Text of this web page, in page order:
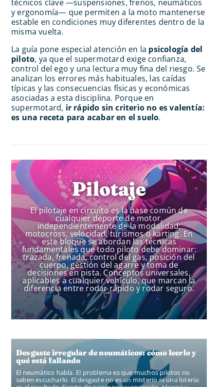
técnicos clave —suspensiones, frenos, neumáticos
y ergonomía— que permiten a la moto mantenerse
estable en condiciones muy diferentes dentro de la
misma vuelta.
La guía pone especial atención en la psicología del
piloto, ya que el supermotard exige confianza,
control del ego y una lectura muy fina del riesgo. Se
analizan los errores más habituales, las caídas
típicas y las consecuencias físicas y económicas
asociadas a esta disciplina. Porque en
supermotard, ir rápido sin criterio no es valentía:
es una receta para acabar en el suelo.
Pilotaje
El pilotaje en circuito es la base común de
cualquier deporte de motor,
independientemente de la modalidad:
motocross, velocidad, turismos o karting. En
este bloque se abordan las técnicas
fundamentales que todo piloto debe dominar:
trazada, frenada, control del gas, posición del
cuerpo, gestión del agarre y toma de
decisiones en pista. Conceptos universales,
aplicables a cualquier vehículo, que marcan la
diferencia entre rodar rápido y rodar seguro.
Desgaste irregular de neumáticos: cómo leerlo y
qué está fallando
El neumático habla. El problema es que muchos pilotos no
saben escucharlo. El desgaste no es un misterio ni una lotería: